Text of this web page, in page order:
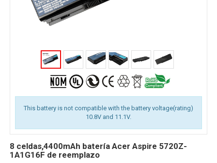
This battery is not compatible with the battery voltage(rating)
10.8V and 11.1V.
8 celdas,4400mAh batería Acer Aspire 5720Z-
1A1G16F de reemplazo